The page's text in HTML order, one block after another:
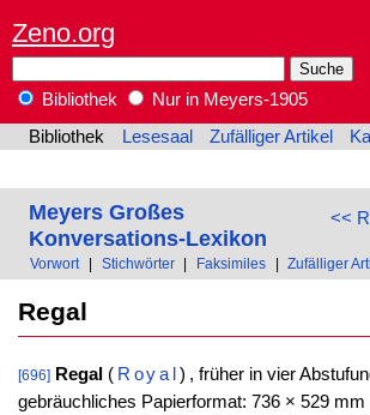
Zeno.org
Bibliothek
Nur in Meyers-1905
Bibliothek
Lesesaal Zufälliger Artikel
<<
Meyers Großes
Konversations-Lexikon
Vorwort Stichwörter Faksimiles Zufälliger
Regal
[696] Regal ( Royal) , früher in vier
gebräuchliches Papierformat: 736 × 529